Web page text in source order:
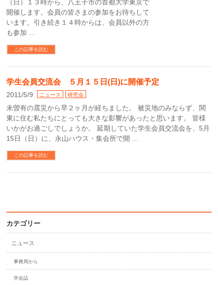
（日）１３時から、八王子市の首都大学東京で
開催します。会員の皆さまの参加をお待ちして
います。引き続き１４時からは、会員以外の方
も参加 …
この記事を読む
学生会員交流会 ５月１５日(日)に開催予定
2011/5/9 ニュース 研究会
未曽有の震災から早２ヶ月が経ちました。 被災地のみならず、関
東に住む私たちにとっても大きな影響があったと思います。 皆様
いかがお過ごしでしょうか。 延期していた学生会員交流会を、5月
15日（日）に、永山ハウス・集会所で開 …
この記事を読む
カテゴリー
ニュース
事務局から
学会誌